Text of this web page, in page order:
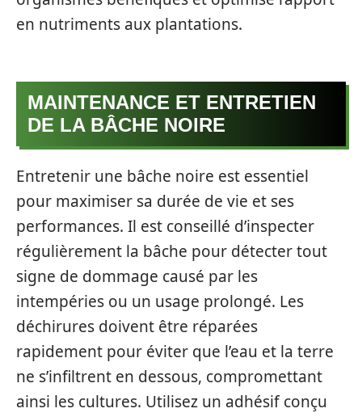
en nutriments aux plantations.
MAINTENANCE ET ENTRETIEN
DE LA BÂCHE NOIRE
Entretenir une bâche noire est essentiel
pour maximiser sa durée de vie et ses
performances. Il est conseillé d’inspecter
régulièrement la bâche pour détecter tout
signe de dommage causé par les
intempéries ou un usage prolongé. Les
déchirures doivent être réparées
rapidement pour éviter que l’eau et la terre
ne s’infiltrent en dessous, compromettant
ainsi les cultures. Utilisez un adhésif conçu